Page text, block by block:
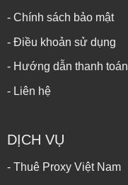
- Chính sách bảo mật
- Điều khoản sử dụng
- Hướng dẫn thanh toán
- Liên hệ
DỊCH VỤ
- Thuê Proxy Việt Nam